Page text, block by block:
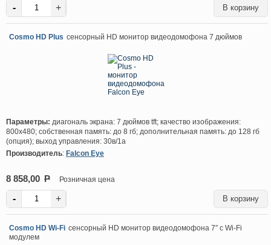
- +
Cosmo HD Plus сенсорный HD монитор видеодомофона 7 дюймов
Параметры: диагональ экрана: 7 дюймов tft; качество изображения:
800х480; собственная память: до 8 гб; дополнительная память: до 128 гб
(опция); выход управления: 30в/1а
Производитель: Falcon Eye
8 858,00 P Розничная цена
- +
Cosmo HD Wi-Fi сенсорный HD монитор видеодомофона 7″ с Wi-Fi
модулем